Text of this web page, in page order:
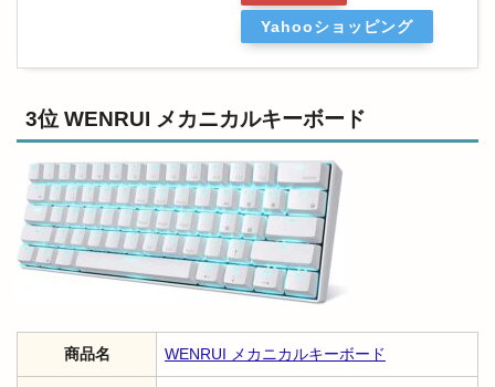
Yahooショッピング
3位 WENRUI メカニカルキーボード
商品名 WENRUI メカニカルキーボード